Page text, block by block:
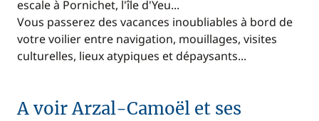
escale à Pornichet, l'île d'Yeu...
Vous passerez des vacances inoubliables à bord de
votre voilier entre navigation, mouillages, visites
culturelles, lieux atypiques et dépaysants...
A voir Arzal-Camoël et ses